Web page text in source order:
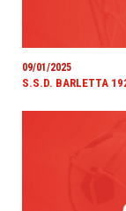
09/01/2025
S.S.D. BARLETTA